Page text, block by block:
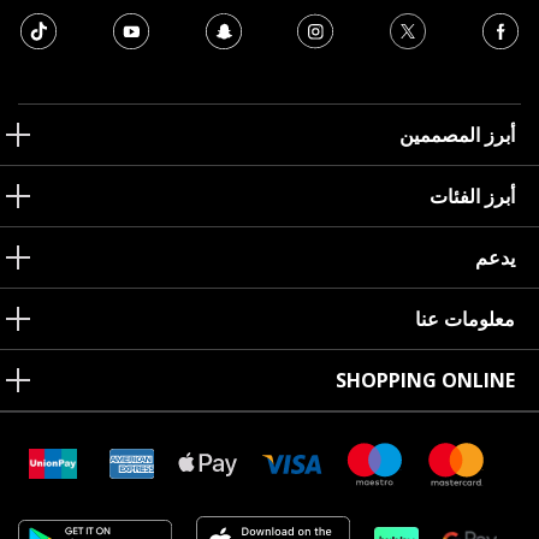
أبرز المصممين
أبرز الفئات
يدعم
معلومات عنا
SHOPPING ONLINE